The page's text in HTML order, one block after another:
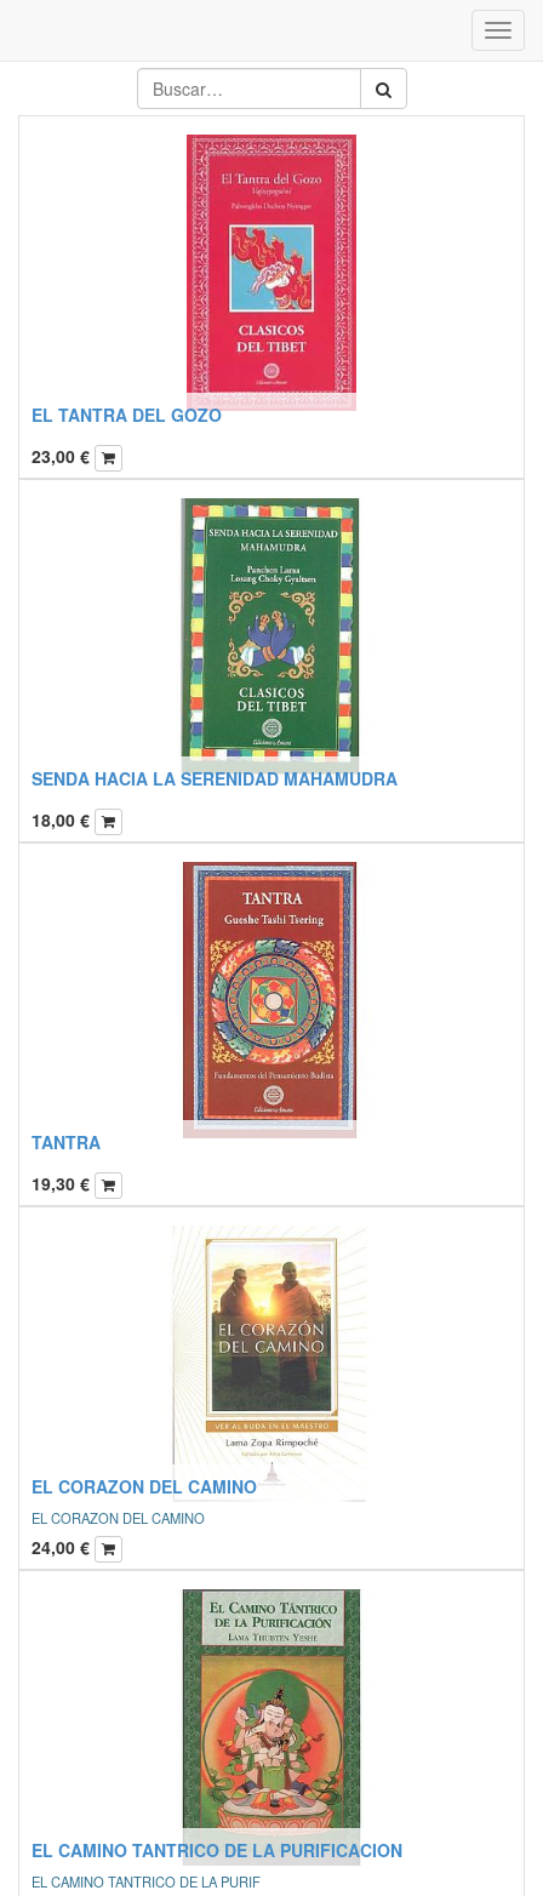
EL TANTRA DEL GOZO
23,00 €
SENDA HACIA LA SERENIDAD MAHAMUDRA
18,00 €
TANTRA
19,30 €
EL CORAZON DEL CAMINO
EL CORAZON DEL CAMINO
24,00 €
EL CAMINO TANTRICO DE LA PURIFICACION
EL CAMINO TANTRICO DE LA PURIF